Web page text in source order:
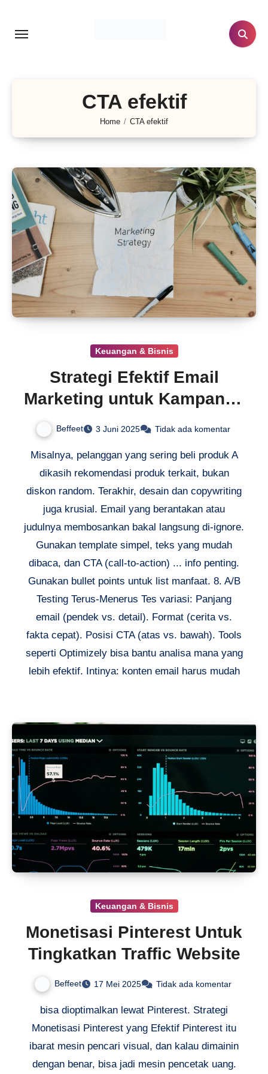
konten
CTA efektif
Home CTA efektif
Keuangan & Bisnis
Strategi Efektif Email
Marketing untuk Kampanye
Sukses
Beffeet 3 Juni 2025 Tidak ada komentar
Misalnya, pelanggan yang sering beli produk A
dikasih rekomendasi produk terkait, bukan
diskon random. Terakhir, desain dan copywriting
juga krusial. Email yang berantakan atau
judulnya membosankan bakal langsung di-ignore.
Gunakan template simpel, teks yang mudah
dibaca, dan CTA (call-to-action) ... info penting.
Gunakan bullet points untuk list manfaat. 8. A/B
Testing Terus-Menerus Tes variasi: Panjang
email (pendek vs. detail). Format (cerita vs.
fakta cepat). Posisi CTA (atas vs. bawah). Tools
seperti Optimizely bisa bantu analisa mana yang
lebih efektif. Intinya: konten email harus mudah
Keuangan & Bisnis
Monetisasi Pinterest Untuk
Tingkatkan Traffic Website
Beffeet 17 Mei 2025 Tidak ada komentar
bisa dioptimalkan lewat Pinterest. Strategi
Monetisasi Pinterest yang Efektif Pinterest itu
ibarat mesin pencari visual, dan kalau dimainin
dengan benar, bisa jadi mesin pencetak uang.